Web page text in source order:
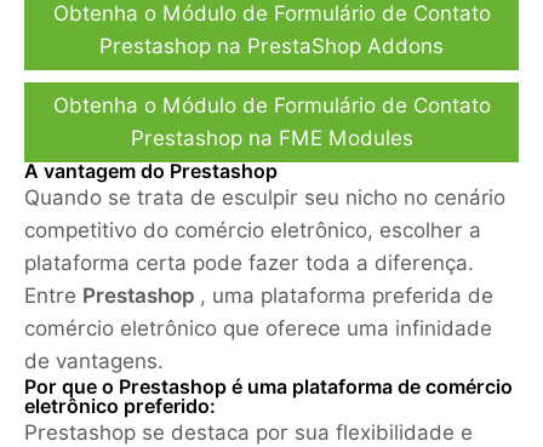
Obtenha o Módulo de Formulário de Contato
Prestashop na PrestaShop Addons
Obtenha o Módulo de Formulário de Contato
Prestashop na FME Modules
A vantagem do Prestashop
Quando se trata de esculpir seu nicho no cenário
competitivo do comércio eletrônico, escolher a
plataforma certa pode fazer toda a diferença.
Entre Prestashop , uma plataforma preferida de
comércio eletrônico que oferece uma infinidade
de vantagens.
Por que o Prestashop é uma plataforma de comércio
eletrônico preferido:
Prestashop se destaca por sua flexibilidade e